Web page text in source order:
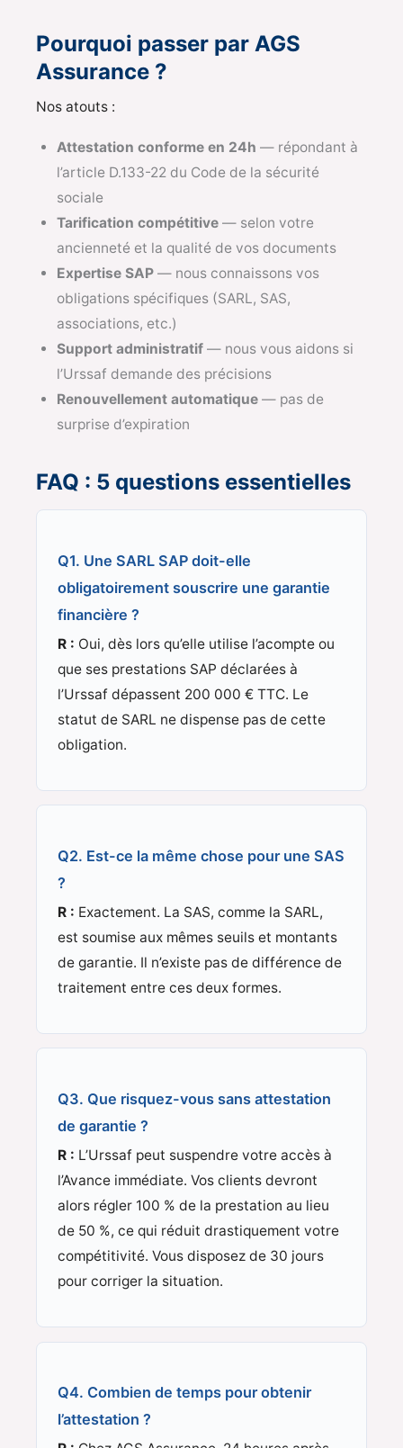
Pourquoi passer par AGS
Assurance ?
Nos atouts :
Attestation conforme en 24h — répondant à
l’article D.133-22 du Code de la sécurité
sociale
Tarification compétitive — selon votre
ancienneté et la qualité de vos documents
Expertise SAP — nous connaissons vos
obligations spécifiques (SARL, SAS,
associations, etc.)
Support administratif — nous vous aidons si
l’Urssaf demande des précisions
Renouvellement automatique — pas de
surprise d’expiration
FAQ : 5 questions essentielles
Q1. Une SARL SAP doit-elle
obligatoirement souscrire une garantie
financière ?
R : Oui, dès lors qu’elle utilise l’acompte ou
que ses prestations SAP déclarées à
l’Urssaf dépassent 200 000 € TTC. Le
statut de SARL ne dispense pas de cette
obligation.
Q2. Est-ce la même chose pour une SAS
?
R : Exactement. La SAS, comme la SARL,
est soumise aux mêmes seuils et montants
de garantie. Il n’existe pas de différence de
traitement entre ces deux formes.
Q3. Que risquez-vous sans attestation
de garantie ?
R : L’Urssaf peut suspendre votre accès à
l’Avance immédiate. Vos clients devront
alors régler 100 % de la prestation au lieu
de 50 %, ce qui réduit drastiquement votre
compétitivité. Vous disposez de 30 jours
pour corriger la situation.
Q4. Combien de temps pour obtenir
l’attestation ?